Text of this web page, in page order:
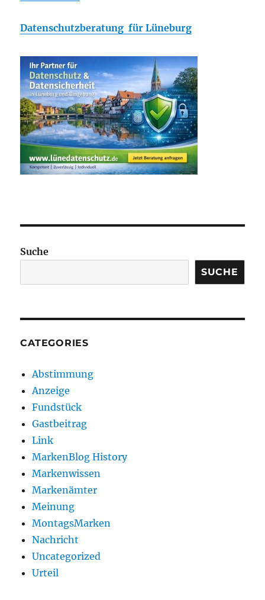
Datenschutzberatung für Lüneburg
Suche
SUCHE
CATEGORIES
Abstimmung
Anzeige
Fundstück
Gastbeitrag
Link
MarkenBlog History
Markenwissen
Markenämter
Meinung
MontagsMarken
Nachricht
Uncategorized
Urteil